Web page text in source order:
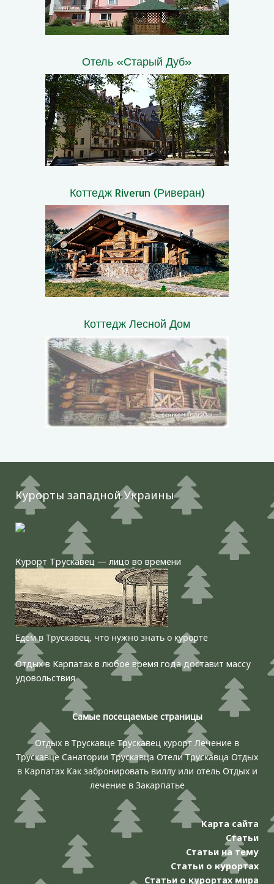
Отель «Старый Дуб»
Коттедж Riverun (Риверан)
Коттедж Лесной Дом
Курорты западной Украины
Курорт Трускавец — лицо во времени
Едем в Трускавец, что нужно знать о курорте
Отдых в Карпатах в любое время года доставит массу
удовольствия
Самые посещаемые страницы
Отдых в Трускавце Трускавец курорт Лечение в
Трускавце Санатории Трускавца Отели Трускавца Отдых
в Карпатах Как забронировать виллу или отель Отдых и
лечение в Закарпатье
Карта сайта
Статьи
Статьи на тему
Статьи о курортах
Статьи о курортах мира